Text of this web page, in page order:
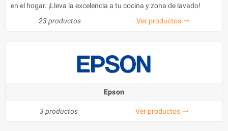
en el hogar. ¡Lleva la excelencia a tu cocina y zona de lavado!
23 productos
Ver productos trending_flat
Epson
3 productos Ver productos trending_flat